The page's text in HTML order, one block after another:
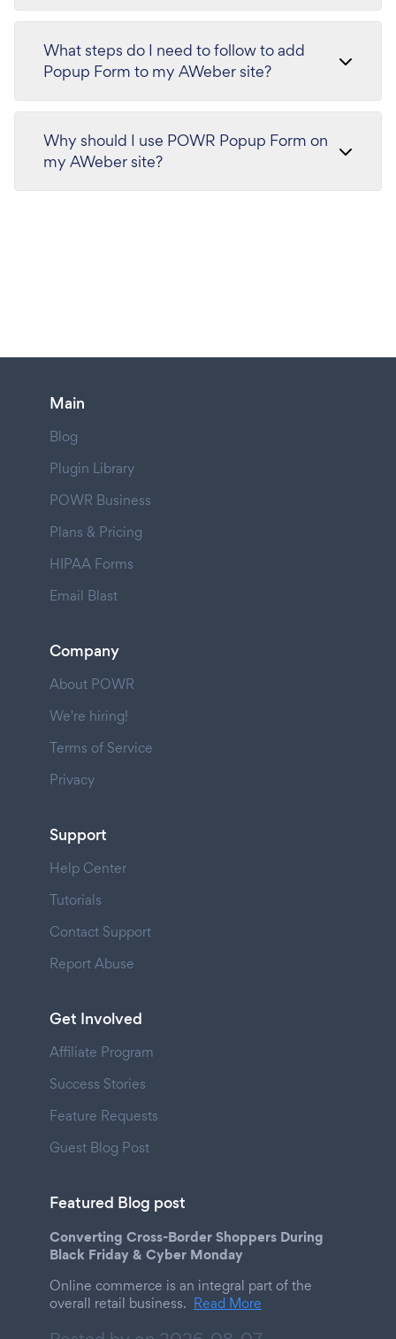
What steps do I need to follow to add
Popup Form to my AWeber site?
Why should I use POWR Popup Form on
my AWeber site?
Main
Blog
Plugin Library
POWR Business
Plans & Pricing
HIPAA Forms
Email Blast
Company
About POWR
We're hiring!
Terms of Service
Privacy
Support
Help Center
Tutorials
Contact Support
Report Abuse
Get Involved
Affiliate Program
Success Stories
Feature Requests
Guest Blog Post
Featured Blog post
Converting Cross-Border Shoppers During
Black Friday & Cyber Monday
Online commerce is an integral part of the
overall retail business. Read More